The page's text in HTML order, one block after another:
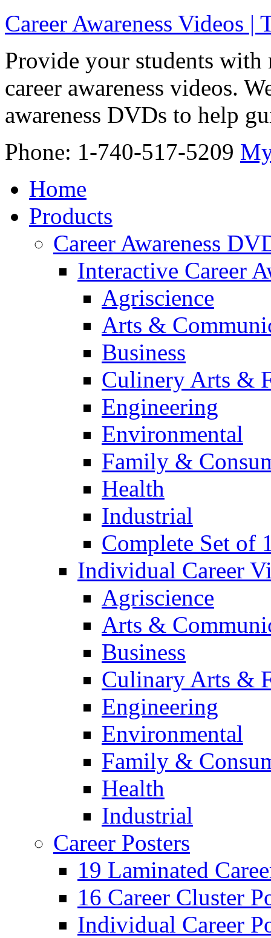
Career Awareness Videos
Provide your students
career awareness videos.
awareness DVDs to help
Phone: 1-740-517-5209
Home
Products
Career Awareness
Interactive Career
Agriscience
Arts &
Business
Culinery Arts &
Engineering
Environmental
Family &
Health
Industrial
Complete Set of
Individual Career
Agriscience
Arts &
Business
Culinary Arts &
Engineering
Environmental
Family &
Health
Industrial
Career Posters
19 Laminated
16 Career Cluster
Individual Career